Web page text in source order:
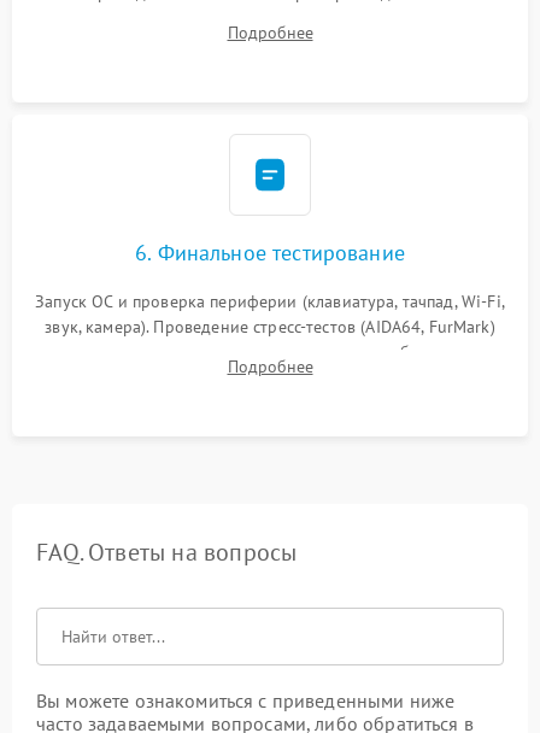
шлейфов, модулей памяти и накопителей. Предварительная
Подробнее
6. Финальное тестирование
Запуск ОС и проверка периферии (клавиатура, тачпад, Wi-Fi,
звук, камера). Проведение стресс-тестов (AIDA64, FurMark)
для контроля температурного режима и стабильности
системы под пиковой нагрузкой.
Подробнее
FAQ. Ответы на вопросы
Вы можете ознакомиться с приведенными ниже
часто задаваемыми вопросами, либо обратиться в